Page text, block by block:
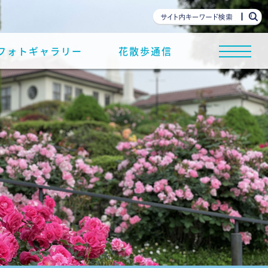
ォトギャラリー 花散歩通信